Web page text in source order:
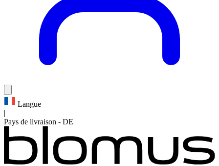
Langue
|
Pays de livraison - DE